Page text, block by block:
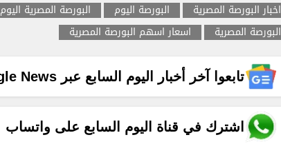
اخبار البورصة المصرية
البورصة اليوم
البورصة المصرية اليوم
البورصة المصرية
اسعار اسهم البورصة المصرية
تابعوا آخر أخبار اليوم السابع عبر Google News
اشترك في قناة اليوم السابع على واتساب